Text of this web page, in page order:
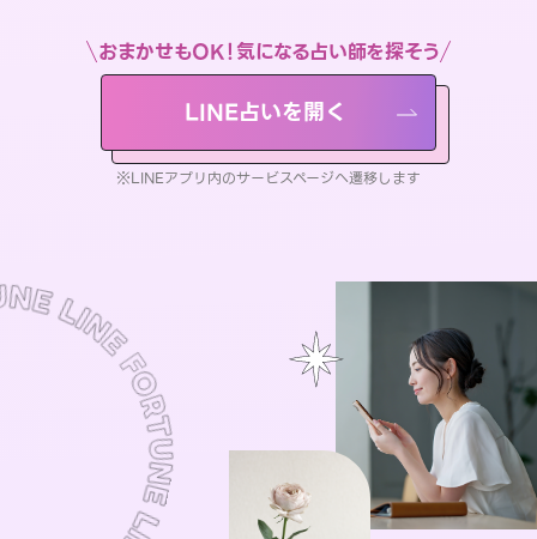
おまかせもOK！気になる占い師を探そう
LINE占いを開く
※LINEアプリ内のサービスページへ遷移します